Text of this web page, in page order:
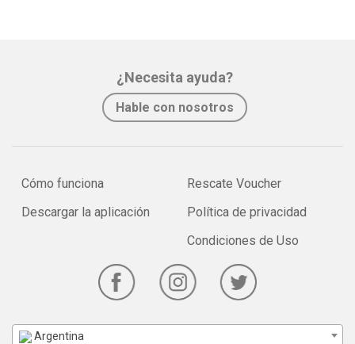
¿Necesita ayuda?
Hable con nosotros
Cómo funciona
Descargar la aplicación
Rescate Voucher
Política de privacidad
Condiciones de Uso
Argentina